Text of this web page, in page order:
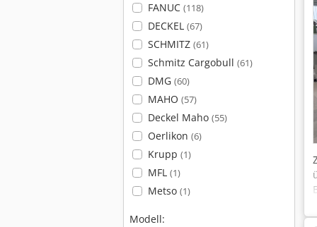
FANUC (118)
DECKEL (67)
SCHMITZ (61)
Schmitz Cargobull (61)
DMG (60)
MAHO (57)
Deckel Maho (55)
Oerlikon (6)
Krupp (1)
MFL (1)
Metso (1)
Modell: